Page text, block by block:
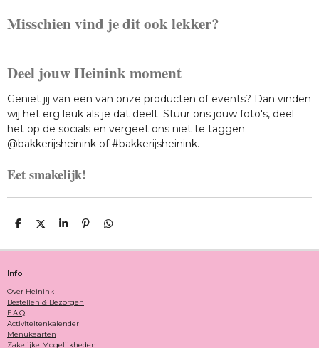
Misschien vind je dit ook lekker?
Deel jouw Heinink moment
Geniet jij van een van onze producten of events? Dan vinden
wij het erg leuk als je dat deelt. Stuur ons jouw foto's, deel
het op de socials en vergeet ons niet te taggen
@bakkerijsheinink of #bakkerijsheinink.
Eet smakelijk!
D
L
D
E
S
A
P
N
D
L
Info
Over Heinink
Bestellen & Bezorgen
F.A.Q.
Activiteitenkalender
Menukaarten
Zakelijke Mogelijkheden